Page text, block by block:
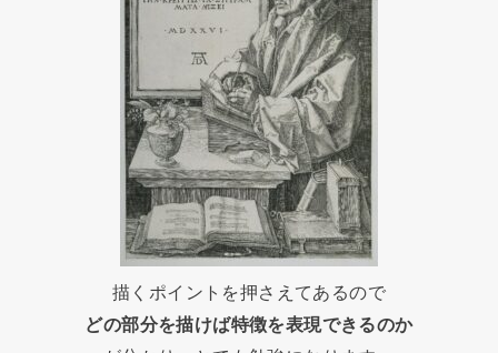
描くポイントを押さえてあるので
どの部分を描けば特徴を表現できるのか